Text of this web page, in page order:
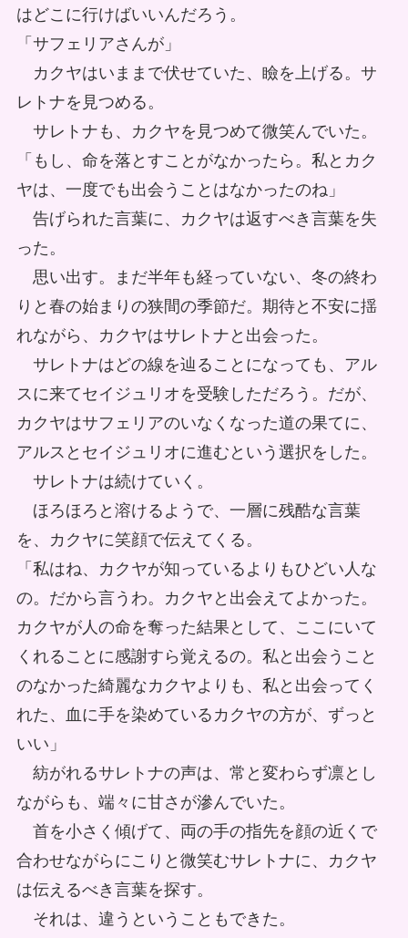
はどこに行けばいいんだろう。
「サフェリアさんが」
カクヤはいままで伏せていた、瞼を上げる。サ
レトナを見つめる。
サレトナも、カクヤを見つめて微笑んでいた。
「もし、命を落とすことがなかったら。私とカク
ヤは、一度でも出会うことはなかったのね」
告げられた言葉に、カクヤは返すべき言葉を失
った。
思い出す。まだ半年も経っていない、冬の終わ
りと春の始まりの狭間の季節だ。期待と不安に揺
れながら、カクヤはサレトナと出会った。
サレトナはどの線を辿ることになっても、アル
スに来てセイジュリオを受験しただろう。だが、
カクヤはサフェリアのいなくなった道の果てに、
アルスとセイジュリオに進むという選択をした。
サレトナは続けていく。
ほろほろと溶けるようで、一層に残酷な言葉
を、カクヤに笑顔で伝えてくる。
「私はね、カクヤが知っているよりもひどい人な
の。だから言うわ。カクヤと出会えてよかった。
カクヤが人の命を奪った結果として、ここにいて
くれることに感謝すら覚えるの。私と出会うこと
のなかった綺麗なカクヤよりも、私と出会ってく
れた、血に手を染めているカクヤの方が、ずっと
いい」
紡がれるサレトナの声は、常と変わらず凛とし
ながらも、端々に甘さが滲んでいた。
首を小さく傾げて、両の手の指先を顔の近くで
合わせながらにこりと微笑むサレトナに、カクヤ
は伝えるべき言葉を探す。
それは、違うということもできた。